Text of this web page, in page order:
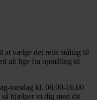
at vælge det rette ståltag til
alt lige fra opmåling til
torsdag kl. 08.00-16.00
så hjælper vi dig med dit